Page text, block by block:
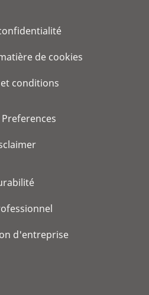
de cookies
conditions
d'entreprise